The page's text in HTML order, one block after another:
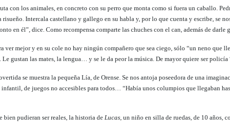
con los animales, en concreto con su perro que monta como si fuera un caballo.
risueño. Intercala castellano y gallego en su habla y, por lo que cuenta y escribe, se
en él”, dice. Como recompensa comparte las chuches con el can, además de darle
ver mejor y en su cole no hay ningún compañero que sea ciego, sólo “un neno que
gustan las mates, la lengua… y se le da peor la música. De mayor quiere ser
se muestra la pequeña Lía, de Orense. Se nos antoja poseedora de una
de juegos no accesibles para todos… “Había unos columpios que llegaban
bien pudieran ser reales, la historia deLucas, un niño en silla de ruedas, de 10 años,